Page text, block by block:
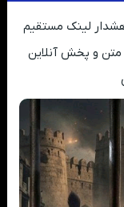
لینک مستقیم
متن و پخش آنلاین